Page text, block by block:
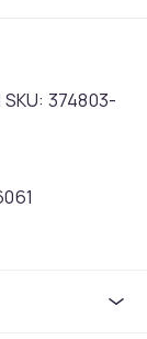
374803-